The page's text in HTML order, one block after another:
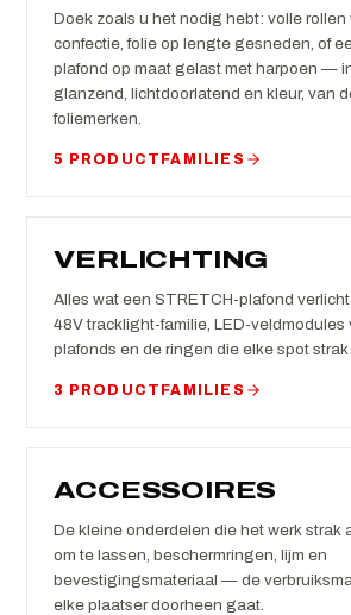
Doek zoals u het nodig hebt: volle rollen
confectie, folie op lengte gesneden, of
plafond op maat gelast met harpoen —
glanzend, lichtdoorlatend en kleur, van
foliemerken.
5 PRODUCTFAMILIES
VERLICHTING
Alles wat een STRETCH-plafond
48V tracklight-familie, LED-veldmodules
plafonds en de ringen die elke spot strak
3 PRODUCTFAMILIES
ACCESSOIRES
De kleine onderdelen die het werk strak
om te lassen, beschermringen, lijm en
bevestigingsmateriaal — de
elke plaatser doorheen gaat.